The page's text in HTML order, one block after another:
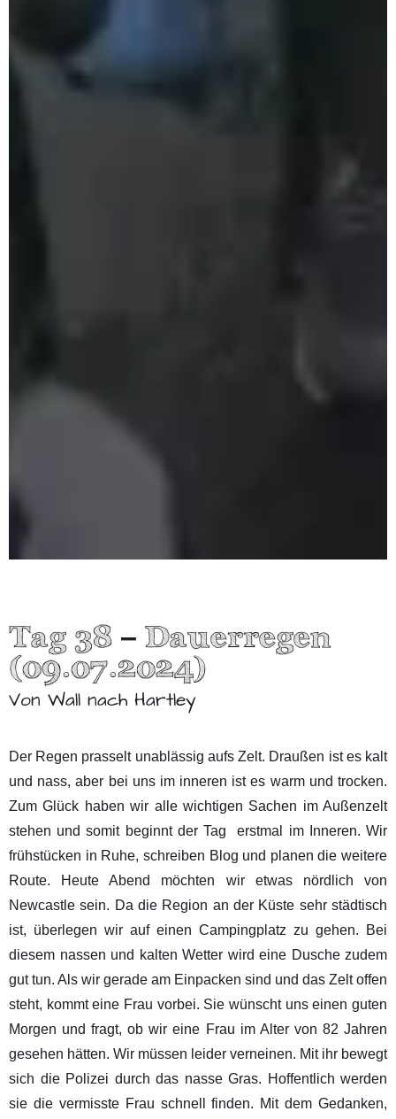
Tag 38 – Dauerregen
(09.07.2024)
Von Wall nach Hartley
Der Regen prasselt unablässig aufs Zelt. Draußen ist es kalt
und nass, aber bei uns im inneren ist es warm und trocken.
Zum Glück haben wir alle wichtigen Sachen im Außenzelt
stehen und somit beginnt der Tag erstmal im Inneren. Wir
frühstücken in Ruhe, schreiben Blog und planen die weitere
Route. Heute Abend möchten wir etwas nördlich von
Newcastle sein. Da die Region an der Küste sehr städtisch
ist, überlegen wir auf einen Campingplatz zu gehen. Bei
diesem nassen und kalten Wetter wird eine Dusche zudem
gut tun. Als wir gerade am Einpacken sind und das Zelt offen
steht, kommt eine Frau vorbei. Sie wünscht uns einen guten
Morgen und fragt, ob wir eine Frau im Alter von 82 Jahren
gesehen hätten. Wir müssen leider verneinen. Mit ihr bewegt
sich die Polizei durch das nasse Gras. Hoffentlich werden
sie die vermisste Frau schnell finden. Mit dem Gedanken,